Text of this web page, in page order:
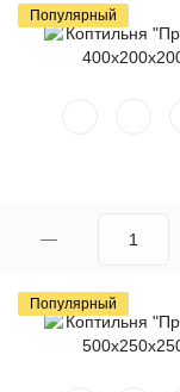
Популярный
Популярный